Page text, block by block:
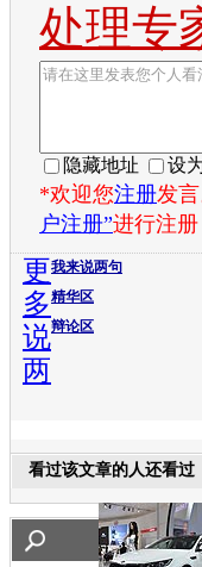
处理专
隐藏地址 设
*欢迎您注册发
户注册”进行注册
我来说两句
精华区
辩论区
更
多
说
两
看过该文章的人还看过